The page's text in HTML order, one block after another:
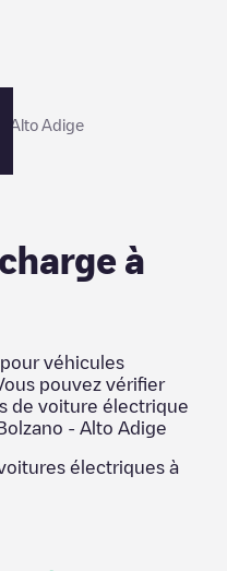
Alto Adige
à
véhicules
Vous pouvez vérifier
de voiture électrique
- Alto Adige
électriques à